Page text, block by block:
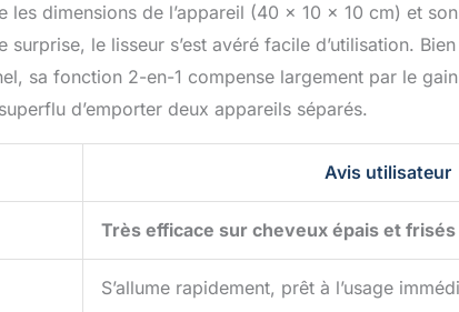
les dimensions de l’appareil (40 x 10 x 10 cm) et
le lisseur s’est avéré facile d’utilisation.
sa fonction 2-en-1 compense largement par le
d’emporter deux appareils séparés.
Avis utilisateur
Très efficace sur cheveux épais et frisés
S’allume rapidement, prêt à l’usage